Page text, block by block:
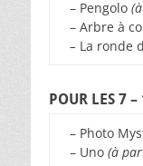
– Pengolo(à
– Arbre à
– La ronde
POUR LES 7
– Photo
– Uno (à